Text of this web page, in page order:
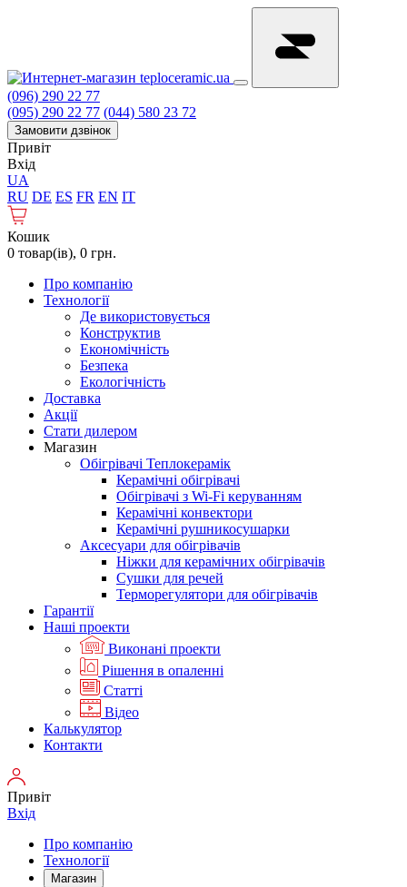
(096) 290 22 77
(095) 290 22 77 (044) 580 23 72
Замовити дзвінок
Привіт
Вхід
UA
RU DE ES FR EN IT
Кошик
0 товар(ів), 0 грн.
Про компанію
Технології
Де використовується
Конструктив
Економічність
Безпека
Екологічність
Доставка
Акції
Стати дилером
Магазин
Обігрівачі Теплокерамік
Керамічні обігрівачі
Обігрівачі з Wi-Fi керуванням
Керамічні конвектори
Керамічні рушникосушарки
Аксесуари для обігрівачів
Ніжки для керамічних обігрівачів
Сушки для речей
Терморегулятори для обігрівачів
Гарантії
Нашi проекти
Виконані проекти
Рішення в опаленні
Статті
Відео
Калькулятор
Контакти
Привіт
Вхід
Про компанію
Технології
Магазин